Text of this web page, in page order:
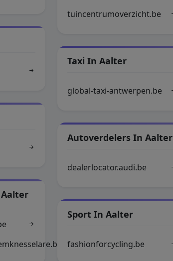
tuincentrumoverzicht.be
Taxi In Aalter
global-taxi-antwerpen.be
Autoverdelers In Aalter
dealerlocator.audi.be
Sport In Aalter
fashionforcycling.be